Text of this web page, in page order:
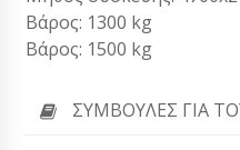
Βάρος: 1300 kg
Βάρος: 1500 kg
ΣΥΜΒΟΥΛΈΣ ΓΙΑ